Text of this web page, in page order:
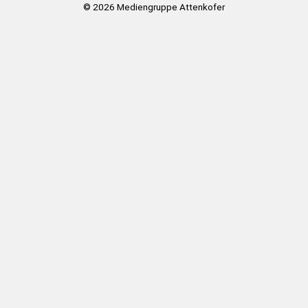
© 2026 Mediengruppe Attenkofer